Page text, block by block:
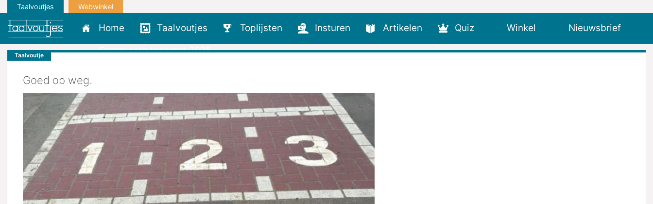
Taalvoutjes Webwinkel
Home Taalvoutjes Toplijsten Insturen Artikelen Quiz Winkel
Nieuwsbrief
Grappigste taalvout 2025
Taalvoutje
Goed op weg.